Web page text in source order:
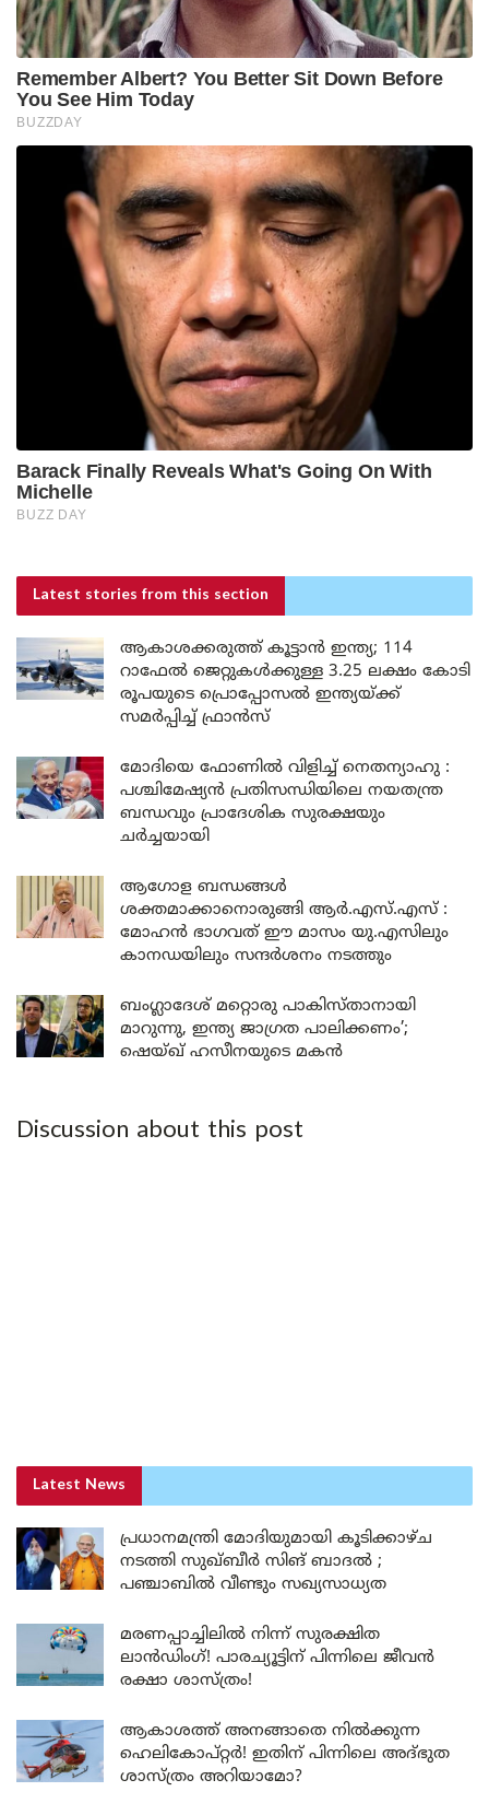
Latest stories from this section
ആകാശക്കരുത്ത് കൂട്ടാൻ ഇന്ത്യ; 114
റാഫേൽ ജെറ്റുകൾക്കുള്ള 3.25 ലക്ഷം കോടി
രൂപയുടെ പ്രൊപ്പോസൽ ഇന്ത്യയ്ക്ക്
സമർപ്പിച്ച് ഫ്രാൻസ്
മോദിയെ ഫോണിൽ വിളിച്ച് നെതന്യാഹു :
പശ്ചിമേഷ്യൻ പ്രതിസന്ധിയിലെ നയതന്ത്ര
ബന്ധവും പ്രാദേശിക സുരക്ഷയും
ചർച്ചയായി
ആഗോള ബന്ധങ്ങൾ
ശക്തമാക്കാനൊരുങ്ങി ആർ.എസ്.എസ് :
മോഹൻ ഭാഗവത് ഈ മാസം യു.എസിലും
കാനഡയിലും സന്ദർശനം നടത്തും
ബംഗ്ലാദേശ് മറ്റൊരു പാകിസ്താനായി
മാറുന്നു, ഇന്ത്യ ജാഗ്രത പാലിക്കണം’;
ഷെയ്ഖ് ഹസീനയുടെ മകൻ
Discussion about this post
Latest News
പ്രധാനമന്ത്രി മോദിയുമായി കൂടിക്കാഴ്ച
നടത്തി സുഖ്ബീർ സിങ് ബാദൽ ;
പഞ്ചാബിൽ വീണ്ടും സഖ്യസാധ്യത
മരണപ്പാച്ചിലിൽ നിന്ന് സുരക്ഷിത
ലാൻഡിംഗ്! പാരച്യൂട്ടിന് പിന്നിലെ ജീവൻ
രക്ഷാ ശാസ്ത്രം!
ആകാശത്ത് അനങ്ങാതെ നില്‍ക്കുന്ന
ഹെലികോപ്റ്റര്‍! ഇതിന് പിന്നിലെ അദ്ഭുത
ശാസ്ത്രം അറിയാമോ?